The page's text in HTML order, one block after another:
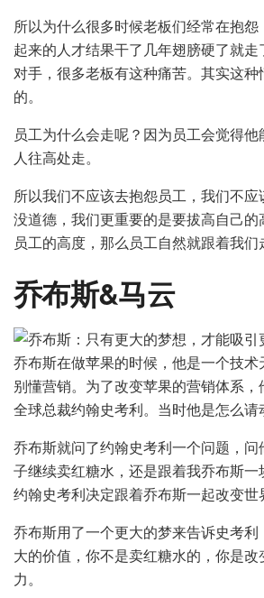
所以为什么很多时候老板们经常在抱
起来的人才结果干了几年翅膀硬了就
对手，很多老板有这种痛苦。其实这种
的。
员工为什么会走呢？因为员工会觉得他
人往高处走。
所以我们不应该去抱怨员工，我们不
没道德，我们更重要的是要拔高自己的
员工的高度，那么员工自然就跟着我们
乔布斯&马云
乔布斯在做苹果的时候，他是一个技
别懂营销。为了改变苹果的营销体系
全球总裁约翰史考利。当时他是怎么请
乔布斯就问了约翰史考利一个问题，
子继续卖红糖水，还是跟着我乔布斯
约翰史考利决定跟着乔布斯一起改变世
乔布斯用了一个更大的梦来告诉史考
大的价值，你不是卖红糖水的，你是
力。